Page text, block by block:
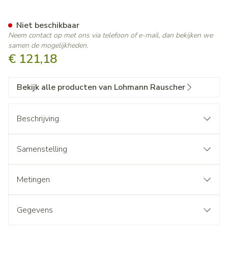
€ 121,18
Niet beschikbaar
Neem contact op met ons via telefoon of e-mail, dan bekijken we
samen de mogelijkheden.
Bekijk alle producten van Lohmann Rauscher
Beschrijving
Samenstelling
Metingen
Gegevens